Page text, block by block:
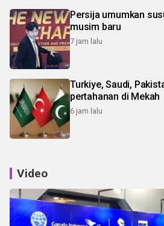
Persija umumkan
musim baru
7 jam lalu
Turkiye, Saudi,
pertahanan di Mekah
6 jam lalu
Video